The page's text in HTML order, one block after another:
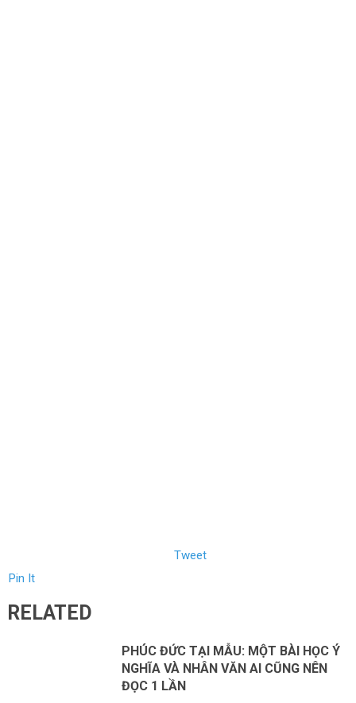
Tweet
Pin It
RELATED
PHÚC ĐỨC TẠI MẪU: MỘT BÀI HỌC Ý
NGHĨA VÀ NHÂN VĂN AI CŨNG NÊN
ĐỌC 1 LẦN